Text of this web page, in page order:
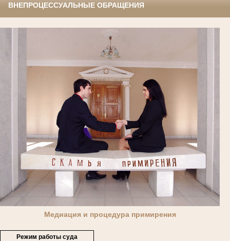
ВНЕПРОЦЕССУАЛЬНЫЕ ОБРАЩЕНИЯ
Медиация и процедура примирения
Режим работы суда